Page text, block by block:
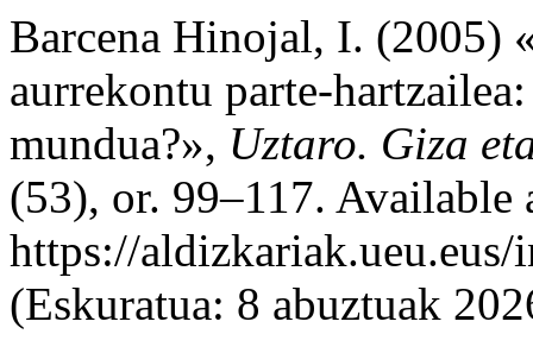
Barcena Hinojal, I. (2005)
aurrekontu parte-
mundua?», Uztaro. Giza
(53), or. 99–117. Available
https://
(Eskuratua: 8 abuztuak